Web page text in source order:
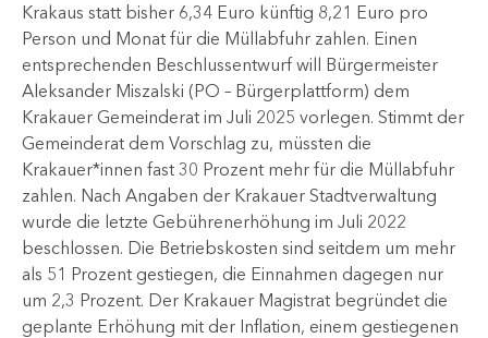
Krakaus statt bisher 6,34 Euro künftig 8,21 Euro pro
Person und Monat für die Müllabfuhr zahlen. Einen
entsprechenden Beschlussentwurf will Bürgermeister
Aleksander Miszalski (PO – Bürgerplattform) dem
Krakauer Gemeinderat im Juli 2025 vorlegen. Stimmt der
Gemeinderat dem Vorschlag zu, müssten die
Krakauer*innen fast 30 Prozent mehr für die Müllabfuhr
zahlen. Nach Angaben der Krakauer Stadtverwaltung
wurde die letzte Gebührenerhöhung im Juli 2022
beschlossen. Die Betriebskosten sind seitdem um mehr
als 51 Prozent gestiegen, die Einnahmen dagegen nur
um 2,3 Prozent. Der Krakauer Magistrat begründet die
geplante Erhöhung mit der Inflation, einem gestiegenen